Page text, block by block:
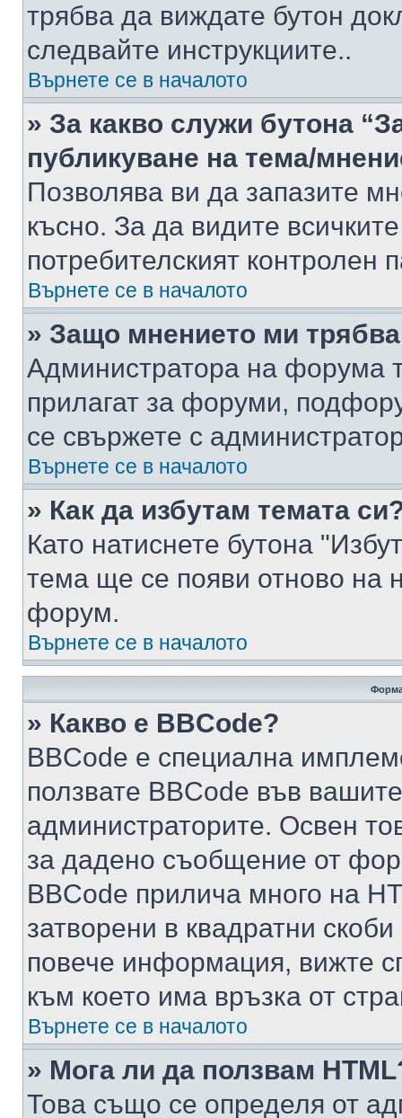
трябва да виждате бутон
следвайте инструкциите..
Върнете се в началото
» За какво служи бутона
публикуване на тема/
Позволява ви да запазите
късно. За да видите
потребителският контролен
Върнете се в началото
» Защо мнението ми
Администратора на форума
прилагат за форуми,
се свържете с
Върнете се в началото
» Как да избутам темата
Като натиснете бутона
тема ще се появи отново на
форум.
Върнете се в началото
» Какво е BBCode?
BBCode е специална
ползвате BBCode във
администраторите. Освен
за дадено съобщение от
BBCode прилича много на
затворени в квадратни
повече информация, вижте
към което има връзка от
Върнете се в началото
» Мога ли да ползвам
Това също се определя от